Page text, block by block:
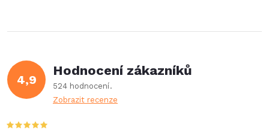
4,9
Hodnocení zákazníků
524 hodnocení
Zobrazit recenze